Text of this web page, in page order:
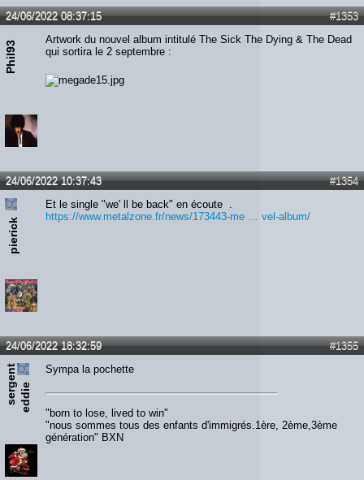
#1353
24/06/2022 08:37:15
Phil93
Artwork du nouvel album intitulé The Sick The Dying & The Dead
qui sortira le 2 septembre :
#1354
24/06/2022 10:37:43
pierick
Et le single "we' ll be back" en écoute .
https://www.metalzone.fr/news/173443-me … vel-album/
#1355
24/06/2022 18:32:59
s
e
rg
e
n
t
e
d
d
ie
Sympa la pochette
"born to lose, lived to win"
"nous sommes tous des enfants d'immigrés.1ère, 2ème,3ème
génération" BXN